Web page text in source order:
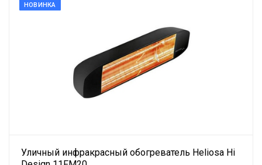
НОВИНКА
Уличный инфракрасный обогреватель Heliosa Hi